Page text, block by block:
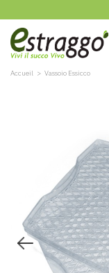
Accueil Vassoio Essicco